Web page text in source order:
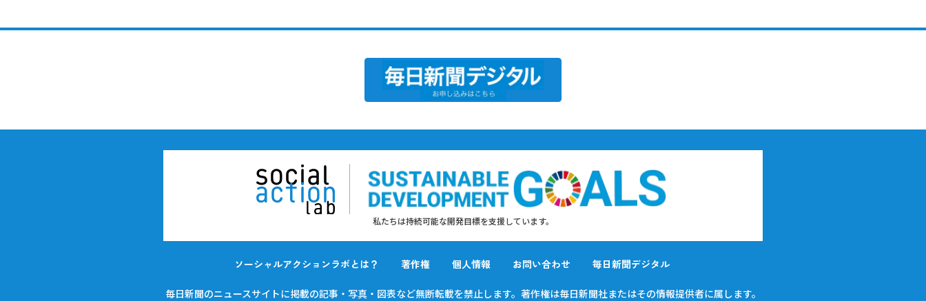
私たちは持続可能な開発目標を支援しています。
ソーシャルアクションラボとは？ 著作権 個人情報 お問い合わせ 毎日新聞デジタル
毎日新聞のニュースサイトに掲載の記事・写真・図表など無断転載を禁止します。 著作権は毎日新聞社またはその情報提供者に属します。